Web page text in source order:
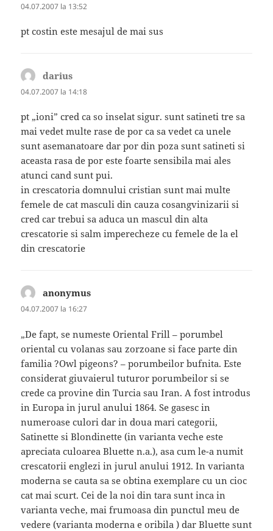
04.07.2007 la 13:52
pt costin este mesajul de mai sus
darius
04.07.2007 la 14:18
pt „ioni” cred ca so inselat sigur. sunt satineti tre sa
mai vedet multe rase de por ca sa vedet ca unele
sunt asemanatoare dar por din poza sunt satineti si
aceasta rasa de por este foarte sensibila mai ales
atunci cand sunt pui.
in crescatoria domnului cristian sunt mai multe
femele de cat masculi din cauza cosangvinizarii si
cred car trebui sa aduca un mascul din alta
crescatorie si salm imperecheze cu femele de la el
din crescatorie
anonymus
04.07.2007 la 16:27
„De fapt, se numeste Oriental Frill – porumbel
oriental cu volanas sau zorzoane si face parte din
familia ?Owl pigeons? – porumbeilor bufnita. Este
considerat giuvaierul tuturor porumbeilor si se
crede ca provine din Turcia sau Iran. A fost introdus
in Europa in jurul anului 1864. Se gasesc in
numeroase culori dar in doua mari categorii,
Satinette si Blondinette (in varianta veche este
apreciata culoarea Bluette n.a.), asa cum le-a numit
crescatorii englezi in jurul anului 1912. In varianta
moderna se cauta sa se obtina exemplare cu un cioc
cat mai scurt. Cei de la noi din tara sunt inca in
varianta veche, mai frumoasa din punctul meu de
vedere (varianta moderna e oribila ) dar Bluette sunt